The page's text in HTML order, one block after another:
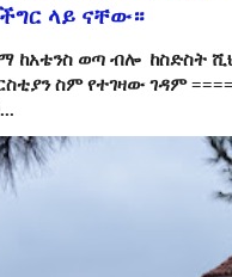
ላይ ናቸው።
ከአቴንስ ወጣ ብሎ ከስድስት
ስም የተገዛው ገዳም